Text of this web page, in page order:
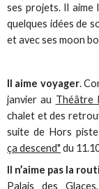
ses projets. Il aime
quelques idées de
et avec ses moon
Il aime voyager.
janvier au Théâtre
chalet et des
suite de Hors
ça descend" du
Il n’aime pas la
Palais des Glaces